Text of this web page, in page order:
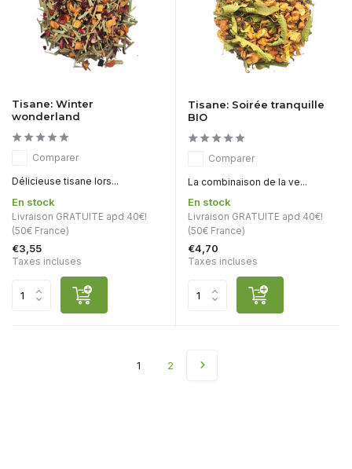
Tisane: Winter
wonderland
Comparer
Délicieuse tisane lors...
En stock
Livraison GRATUITE apd 40€!
(50€ France)
€3,55
Taxes incluses
Tisane: Soirée tranquille
BIO
Comparer
La combinaison de la ve...
En stock
Livraison GRATUITE apd 40€!
(50€ France)
€4,70
Taxes incluses
1 2